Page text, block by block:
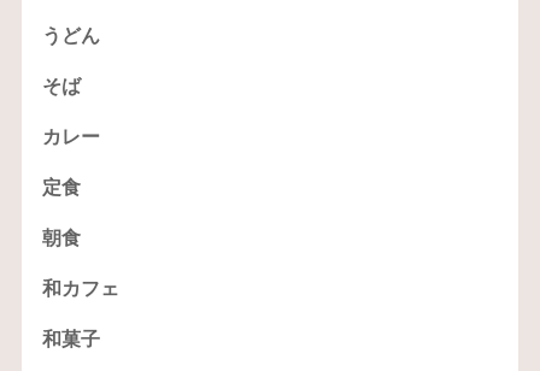
うどん
そば
カレー
定食
朝食
和カフェ
和菓子